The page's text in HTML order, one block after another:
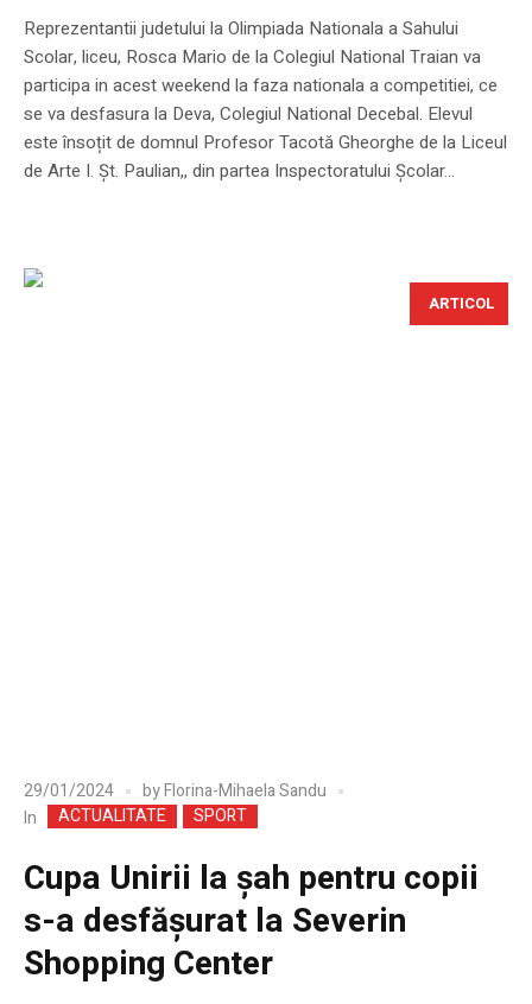
Reprezentantii judetului la Olimpiada Nationala a Sahului
Scolar, liceu, Rosca Mario de la Colegiul National Traian va
participa in acest weekend la faza nationala a competitiei, ce
se va desfasura la Deva, Colegiul National Decebal. Elevul
este însoțit de domnul Profesor Tacotă Gheorghe de la Liceul
de Arte I. Șt. Paulian,, din partea Inspectoratului Școlar...
ARTICOL
29/01/2024 byFlorina-Mihaela Sandu
In
ACTUALITATE SPORT
Cupa Unirii la șah pentru copii
s-a desfășurat la Severin
Shopping Center